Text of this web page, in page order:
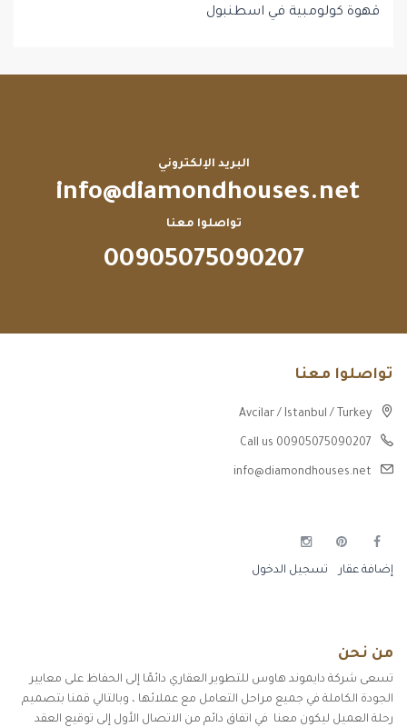
قهوة كولومبية في اسطنبول
البريد الإلكتروني
info@diamondhouses.net
تواصلوا معنا
00905075090207
تواصلوا معنا
Avcilar / Istanbul / Turkey
Call us 00905075090207
info@diamondhouses.net
إضافة عقار تسجيل الدخول
من نحن
تسعى شركة دايموند هاوس للتطوير العقاري دائمًا إلى الحفاظ على معايير
الجودة الكاملة في جميع مراحل التعامل مع عملائها ، وبالتالي قمنا بتصميم
رحلة العميل ليكون معنا في اتفاق دائم من الاتصال الأول إلى توقيع العقد